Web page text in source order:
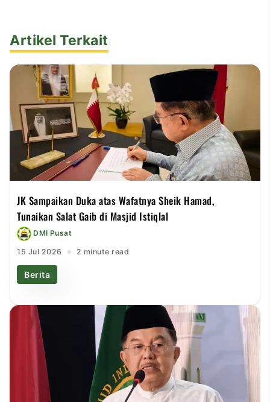
Artikel Terkait
JK Sampaikan Duka atas Wafatnya Sheik Hamad,
Tunaikan Salat Gaib di Masjid Istiqlal
DMI Pusat
15 Jul 2026 2 minute read
Berita